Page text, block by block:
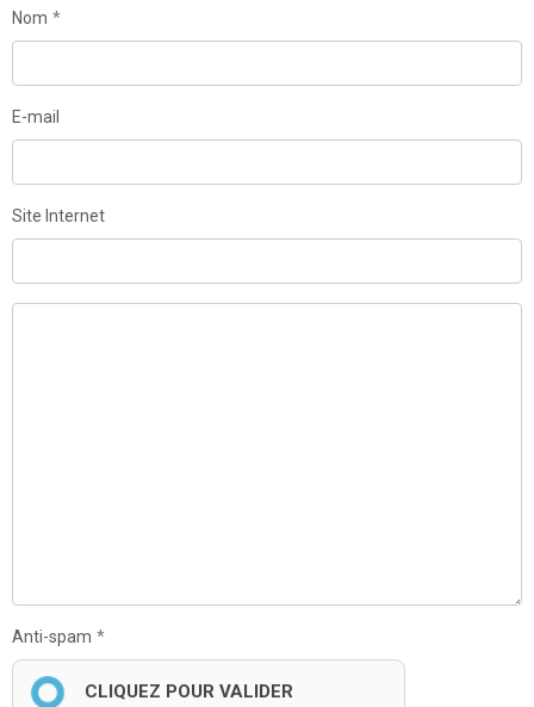
Nom
E-mail
Site Internet
Anti-spam
CLIQUEZ POUR VALIDER